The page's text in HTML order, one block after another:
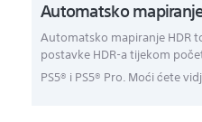
Automatsko
Automatsko mapiranje HDR
postavke HDR-a tijekom
PS5® i PS5® Pro. Moći ćete